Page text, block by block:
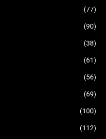
(77)
(90)
(38)
(61)
(56)
(69)
(100)
(112)